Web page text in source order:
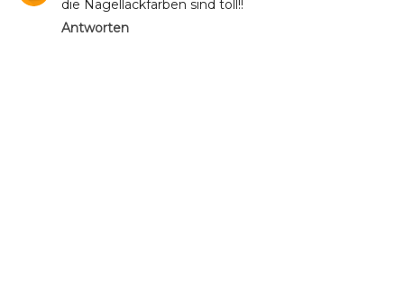
die Nagellackfarben sind toll!!
Antworten